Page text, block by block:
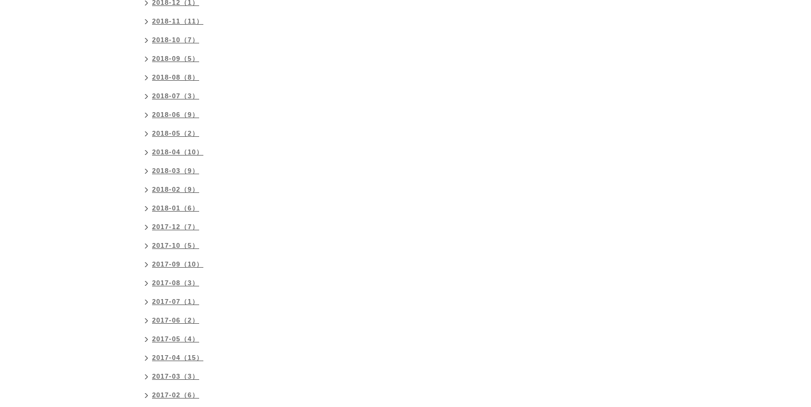
2018-12（1）
2018-11（11）
2018-10（7）
2018-09（5）
2018-08（8）
2018-07（3）
2018-06（9）
2018-05（2）
2018-04（10）
2018-03（9）
2018-02（9）
2018-01（6）
2017-12（7）
2017-10（5）
2017-09（10）
2017-08（3）
2017-07（1）
2017-06（2）
2017-05（4）
2017-04（15）
2017-03（3）
2017-02（6）